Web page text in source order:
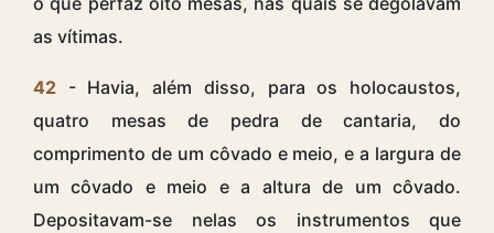
as vítimas.
42 - Havia, além disso, para os holocaustos,
quatro mesas de pedra de cantaria, do
comprimento de um côvado e meio, e a largura de
um côvado e meio e a altura de um côvado.
Depositavam-se nelas os instrumentos que